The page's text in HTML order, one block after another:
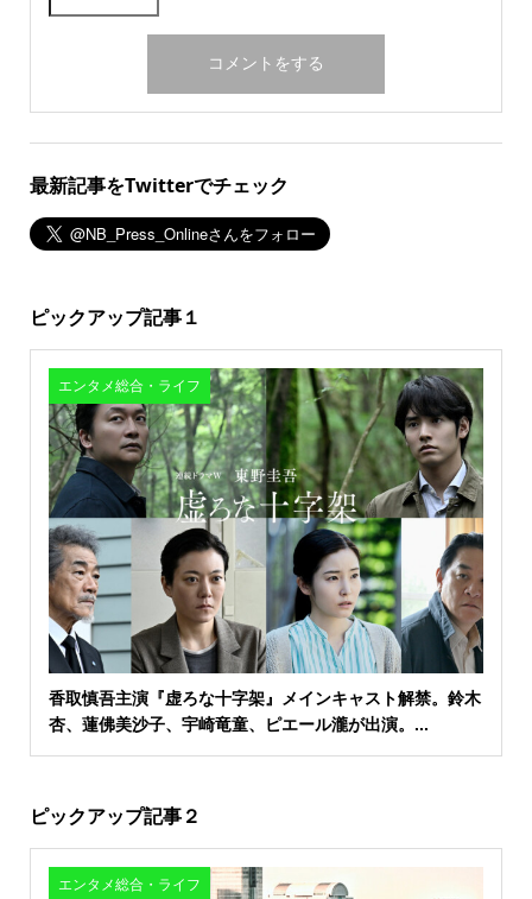
最新記事をTwitterでチェック
ピックアップ記事１
エンタメ総合・ライフ
香取慎吾主演『虚ろな十字架』メインキャスト解禁。鈴木
杏、蓮佛美沙子、宇崎竜童、ピエール瀧が出演。...
ピックアップ記事２
エンタメ総合・ライフ